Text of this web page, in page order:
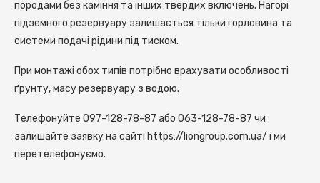
породами без каміння та інших твердих включень. Нагорі
підземного резервуару залишається тільки горловина та
системи подачі рідини під тиском.
При монтажі обох типів потрібно врахувати особливості
ґрунту, масу резервуару з водою.
Телефонуйте 097-128-78-87 або 063-128-78-87 чи
залишайте заявку на сайті https://liongroup.com.ua/ і ми
перетелефонуємо.